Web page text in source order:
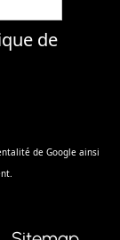
de
de Google ainsi